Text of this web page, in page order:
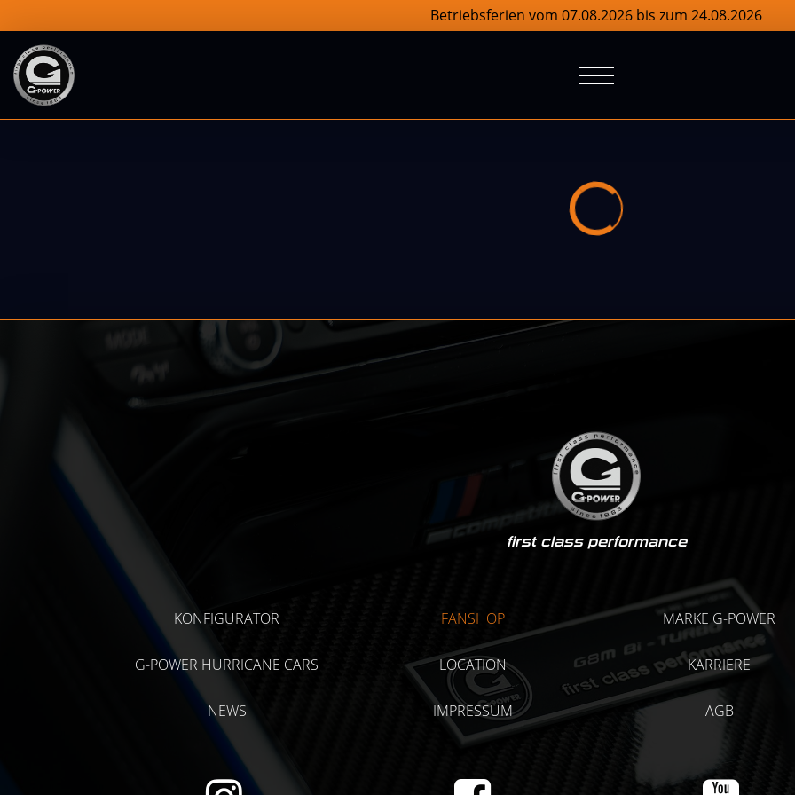
Betriebsferien vom 07.08.2026 bis zum 24.08.2026
first class performance
KONFIGURATOR FANSHOP MARKE G-POWER
G-POWER HURRICANE CARS LOCATION KARRIERE
NEWS IMPRESSUM AGB